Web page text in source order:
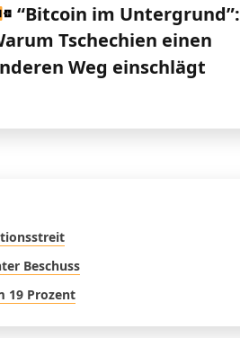
“Bitcoin im Untergrund”:
Tschechien einen
Weg einschlägt
Beschuss
19 Prozent